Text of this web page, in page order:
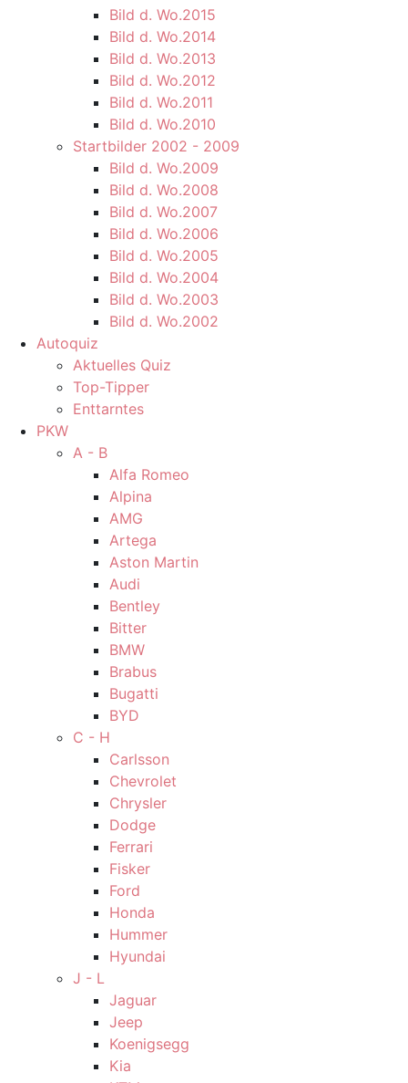
Bild d. Wo.2015
Bild d. Wo.2014
Bild d. Wo.2013
Bild d. Wo.2012
Bild d. Wo.2011
Bild d. Wo.2010
Startbilder 2002 - 2009
Bild d. Wo.2009
Bild d. Wo.2008
Bild d. Wo.2007
Bild d. Wo.2006
Bild d. Wo.2005
Bild d. Wo.2004
Bild d. Wo.2003
Bild d. Wo.2002
Autoquiz
Aktuelles Quiz
Top-Tipper
Enttarntes
PKW
A - B
Alfa Romeo
Alpina
AMG
Artega
Aston Martin
Audi
Bentley
Bitter
BMW
Brabus
Bugatti
BYD
C - H
Carlsson
Chevrolet
Chrysler
Dodge
Ferrari
Fisker
Ford
Honda
Hummer
Hyundai
J - L
Jaguar
Jeep
Koenigsegg
Kia